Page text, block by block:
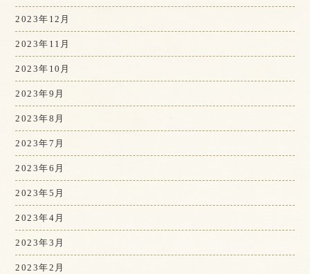
2023年12月
2023年11月
2023年10月
2023年9月
2023年8月
2023年7月
2023年6月
2023年5月
2023年4月
2023年3月
2023年2月